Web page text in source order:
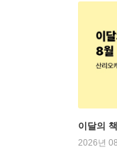
이달의
2026년